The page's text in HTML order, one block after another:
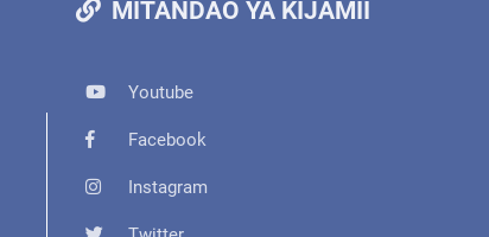
MITANDAO YA KIJAMII
Youtube
Facebook
Instagram